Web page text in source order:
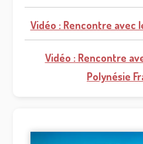
Vidéo : Rencontre avec
Vidéo : Rencontre
Polynésie